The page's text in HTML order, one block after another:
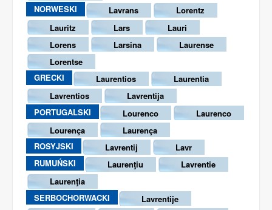
NORWESKI
Lavrans
Lorentz
Lauritz
Lars
Lauri
Lorens
Larsina
Laurense
Lorentse
GRECKI
Laurentios
Laurentia
Lavrentios
Lavrentija
PORTUGALSKI
Lourenco
Laurenco
Lourença
Laurença
ROSYJSKI
Lavrentij
Lavr
RUMUŃSKI
Laurenţiu
Lavrentie
Laurenţia
SERBOCHORWACKI
Lavrentije